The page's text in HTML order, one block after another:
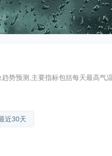
势预测,主要指标包括每天最高气
近30天